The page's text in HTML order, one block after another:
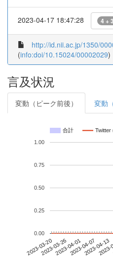
2023-04-17 18:47:28 4 + 3
http://id.nii.ac.jp/1350/
(info:doi/10.15024/00002029)
言及状況
変動（ピーク前後） 変動
合計 Twitter
2023-03-202023-03-262023-04-012023-04-072023-04-13
0.00
0.25
0.50
0.75
1.00